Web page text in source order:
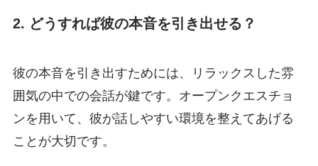
2. どうすれば彼の本音を引き出せる？
彼の本音を引き出すためには、リラックスした雰
囲気の中での会話が鍵です。オープンクエスチョ
ンを用いて、彼が話しやすい環境を整えてあげる
ことが大切です。